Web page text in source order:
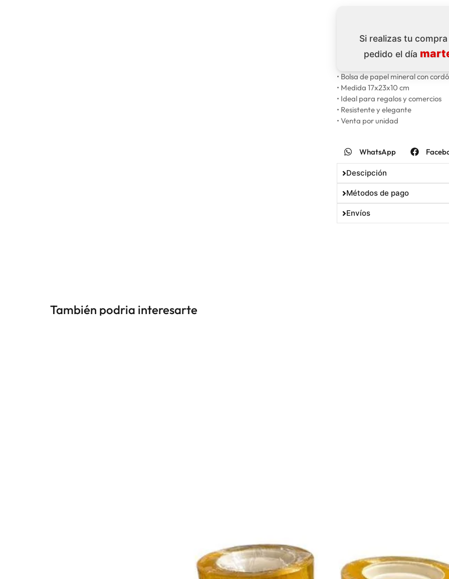
Si realizas tu
pedido el día
• Bolsa de papel mineral con
• Medida 17x23x10 cm
• Ideal para regalos y comercios
• Resistente y elegante
• Venta por unidad
WhatsApp
Descipción
Métodos de pago
Envíos
También podria interesarte